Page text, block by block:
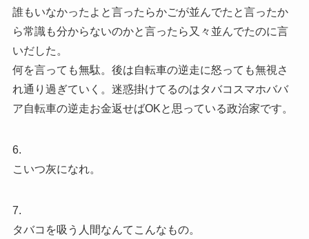
誰もいなかったよと言ったらかごが並んでたと言ったか
ら常識も分からないのかと言ったら又々並んでたのに言
いだした。
何を言っても無駄。後は自転車の逆走に怒っても無視さ
れ通り過ぎていく。迷惑掛けてるのはタバコスマホババ
ア自転車の逆走お金返せばOKと思っている政治家です。
6.
こいつ灰になれ。
7.
タバコを吸う人間なんてこんなもの。